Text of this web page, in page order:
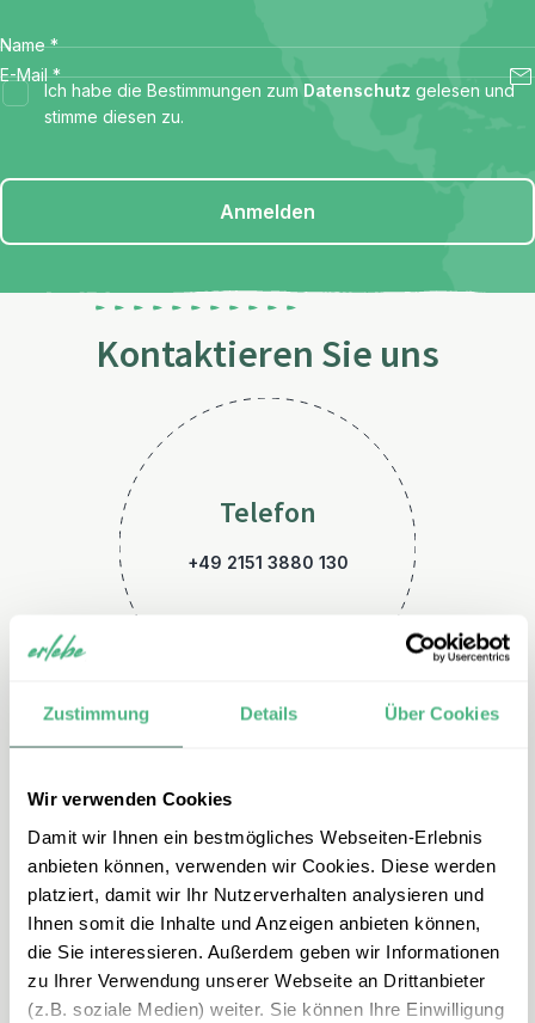
Zustimmung Details Über Cookies
Wir verwenden Cookies
Damit wir Ihnen ein bestmögliches Webseiten-Erlebnis
anbieten können, verwenden wir Cookies. Diese werden
platziert, damit wir Ihr Nutzerverhalten analysieren und
Ihnen somit die Inhalte und Anzeigen anbieten können,
die Sie interessieren. Außerdem geben wir Informationen
zu Ihrer Verwendung unserer Webseite an Drittanbieter
(z.B. soziale Medien) weiter. Sie können Ihre Einwilligung
Name *
E-Mail *
Ich habe die Bestimmungen zum Datenschutz gelesen und
stimme diesen zu.
Anmelden
Kontaktieren Sie uns
Telefon
+49 2151 3880 130
E-Mail
japan@erlebe.de